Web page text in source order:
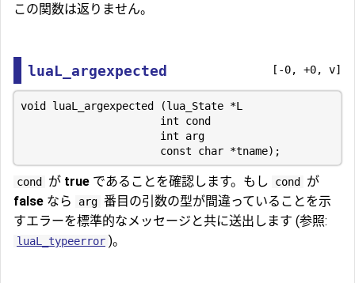
この関数は返りません。
luaL_argexpected [-0, +0, v]
void luaL_argexpected (lua_State *L
                      int cond
                      int arg
cond が true であることを確認します。もし cond
が
false なら arg 番目の引数の型が間違っていることを示
すエラーを標準的なメッセージと共に送出します (参照:
luaL_typeerror )。